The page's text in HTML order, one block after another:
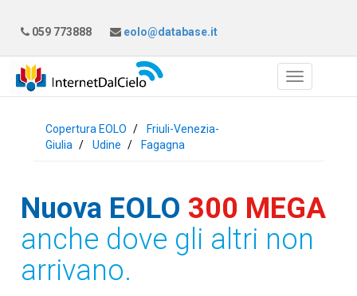
059 773888 eolo@database.it
Copertura EOLO
Friuli-Venezia-
Giulia
Udine Fagagna
Nuova EOLO 300 MEGA
anche dove gli altri non
arrivano.